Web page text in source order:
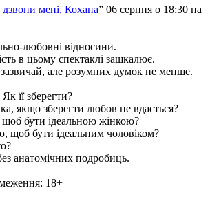
мені, Кохана” 06 серпня о 18:30 на
любовні відносини.
в цьому спектаклі зашкалює.
але розумних думок не менше.
її зберегти?
якщо зберегти любов не вдається?
бути ідеальною жінкою?
щоб бути ідеальним чоловіком?
анатомічних подробиць.
18+